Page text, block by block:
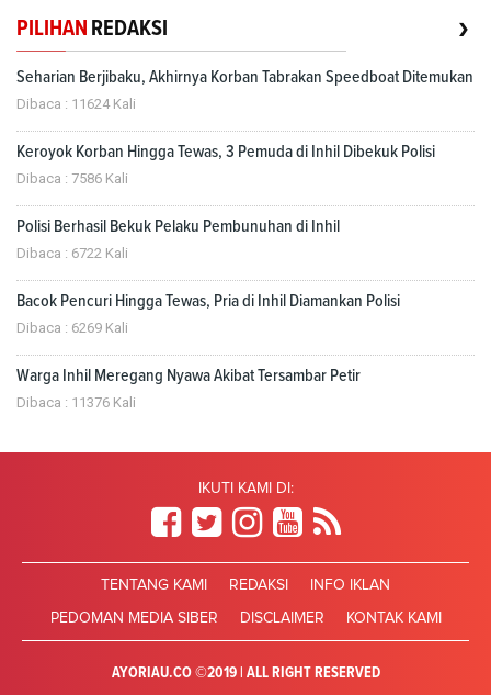
PILIHAN REDAKSI ›
Seharian Berjibaku, Akhirnya Korban Tabrakan Speedboat Ditemukan
Dibaca : 11624 Kali
Keroyok Korban Hingga Tewas, 3 Pemuda di Inhil Dibekuk Polisi
Dibaca : 7586 Kali
Polisi Berhasil Bekuk Pelaku Pembunuhan di Inhil
Dibaca : 6722 Kali
Bacok Pencuri Hingga Tewas, Pria di Inhil Diamankan Polisi
Dibaca : 6269 Kali
Warga Inhil Meregang Nyawa Akibat Tersambar Petir
Dibaca : 11376 Kali
IKUTI KAMI DI:
TENTANG KAMI REDAKSI INFO IKLAN
PEDOMAN MEDIA SIBER DISCLAIMER KONTAK KAMI
AYORIAU.CO ©2019 | ALL RIGHT RESERVED